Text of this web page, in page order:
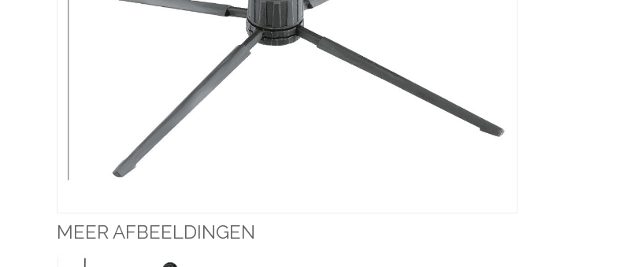
MEER AFBEELDINGEN